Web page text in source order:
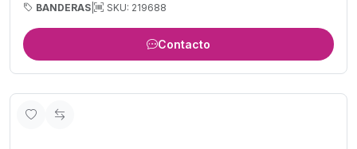
BANDERAS SKU: 219688
Contacto